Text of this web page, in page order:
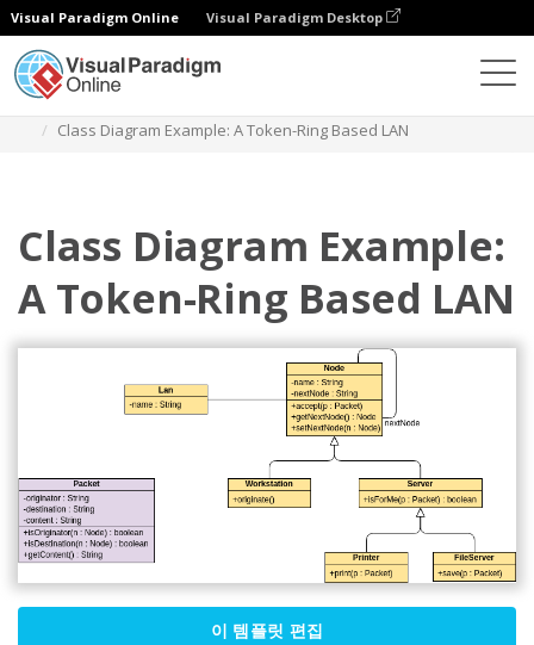
Visual Paradigm Online Visual Paradigm Desktop
Class Diagram Example: A Token-Ring Based LAN
Class Diagram Example:
A Token-Ring Based LAN
이 템플릿 편집